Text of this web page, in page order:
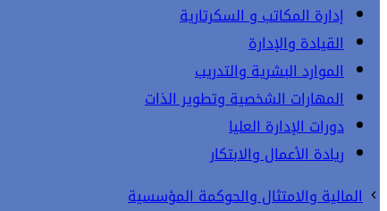
إدارة المكاتب و السكرتارية
القيادة والإدارة
الموارد البشرية والتدريب
المهارات الشخصية وتطوير الذات
دورات الإدارة العليا
ريادة الأعمال والابتكار
المالية والامتثال والحوكمة المؤسسية